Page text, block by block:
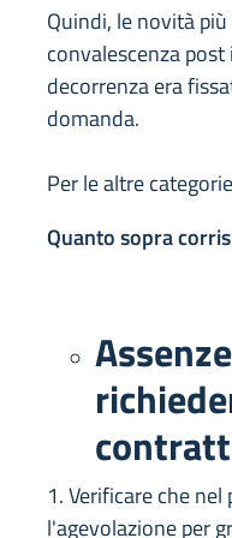
Quindi, le novità
convalescenza
decorrenza era
domanda.
Per le altre
Quanto sopra
1. Verificare che
l'agevolazione per